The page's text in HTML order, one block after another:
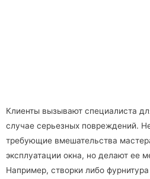
Клиенты вызывают специалиста
случае серьезных повреждений.
требующие вмешательства
эксплуатации окна, но делают ее
Например, створки либо